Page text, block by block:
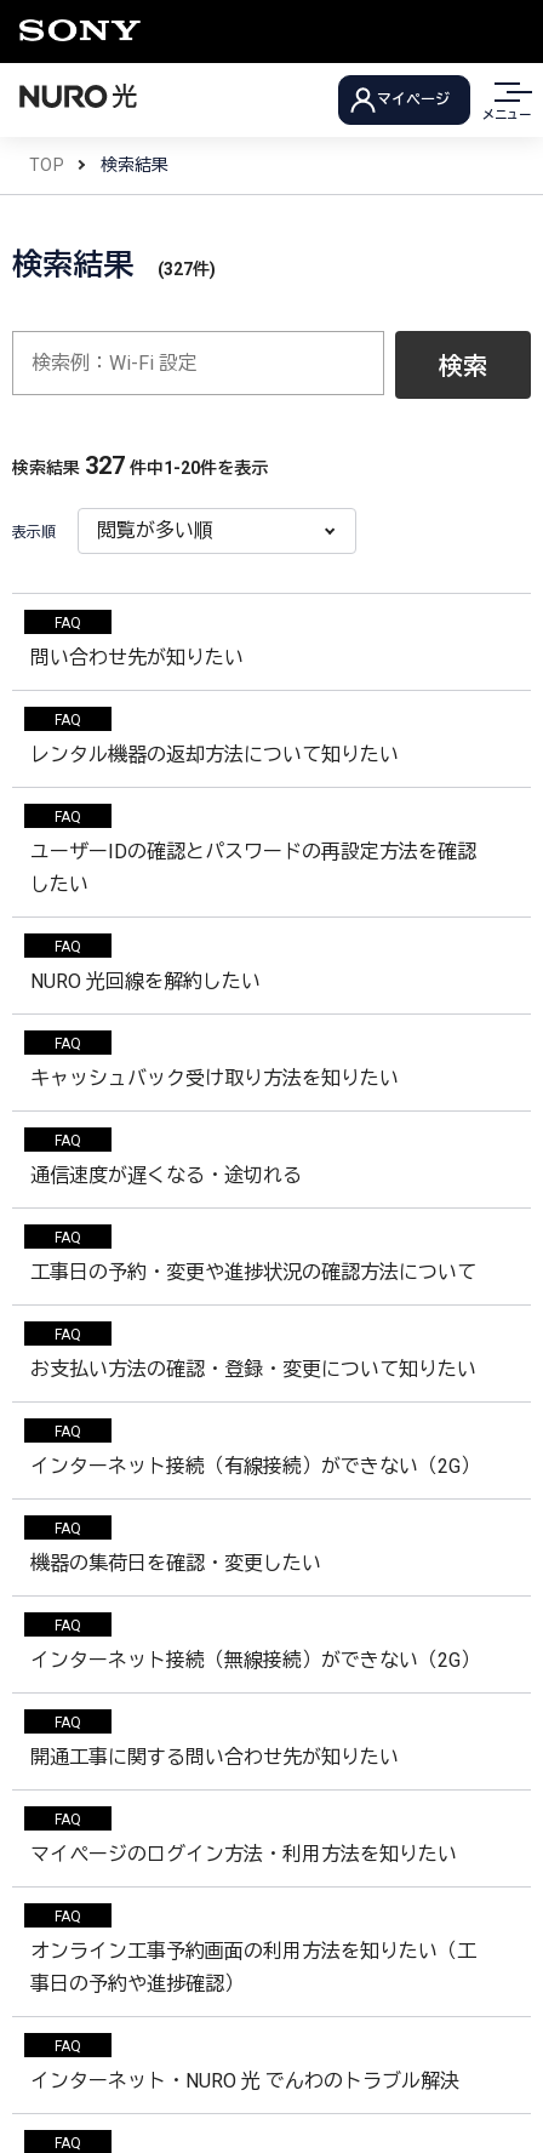
マイページ
メニュー
TOP 検索結果
検索結果 (327件)
検索
検索結果 327 件中1-20件を表示
表示順
FAQ
問い合わせ先が知りたい
FAQ
レンタル機器の返却方法について知りたい
FAQ
ユーザーIDの確認とパスワードの再設定方法を確認
したい
FAQ
NURO 光回線を解約したい
FAQ
キャッシュバック受け取り方法を知りたい
FAQ
通信速度が遅くなる・途切れる
FAQ
工事日の予約・変更や進捗状況の確認方法について
FAQ
お支払い方法の確認・登録・変更について知りたい
FAQ
インターネット接続（有線接続）ができない（2G）
FAQ
機器の集荷日を確認・変更したい
FAQ
インターネット接続（無線接続）ができない（2G）
FAQ
開通工事に関する問い合わせ先が知りたい
FAQ
マイぺージのログイン方法・利用方法を知りたい
FAQ
オンライン工事予約画面の利用方法を知りたい（工
事日の予約や進捗確認）
FAQ
インターネット・NURO 光 でんわのトラブル解決
FAQ